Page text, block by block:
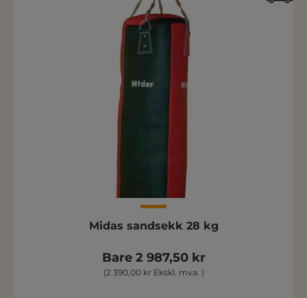
Midas sandsekk 28 kg
Bare 2 987,50 kr
(2 390,00 kr Ekskl. mva. )